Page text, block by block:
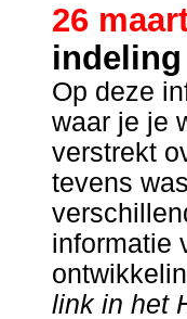
26
Op deze
waar je je
verstrekt
tevens
informatie
link in het